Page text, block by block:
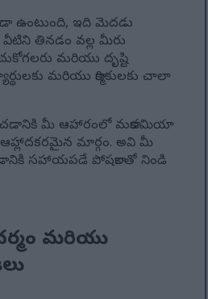
ఉంటుంది, ఇది మెదడు
తినడం వల్ల మీరు
మరియు దృష్టి
మరియు కార్మికులకు చాలా
మీ ఆహారంలో మకాడమియా
మార్గం. అవి మీ
సహాయపడే పోషకాలతో నిండి
మరియు